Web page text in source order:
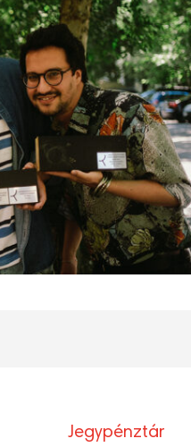
Jegypénztár